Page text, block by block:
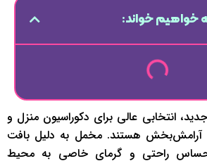
خواهیم خواند:
انتخابی عالی برای دکوراسیون منزل و
آرامش‌بخش هستند. مخمل به دلیل بافت
راحتی و گرمای خاصی به محیط